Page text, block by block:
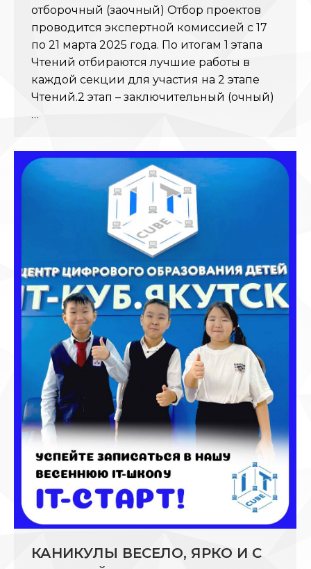
отборочный (заочный) Отбор проектов
проводится экспертной комиссией с 17
по 21 марта 2025 года. По итогам 1 этапа
Чтений отбираются лучшие работы в
каждой секции для участия на 2 этапе
Чтений.2 этап – заключительный (очный)
…
КАНИКУЛЫ ВЕСЕЛО, ЯРКО И С